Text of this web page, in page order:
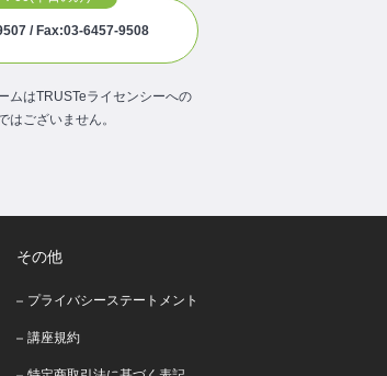
/ Fax:03-6457-9508
ムはTRUSTeライセンシーへの
はございません。
その他
プライバシーステートメント
講座規約